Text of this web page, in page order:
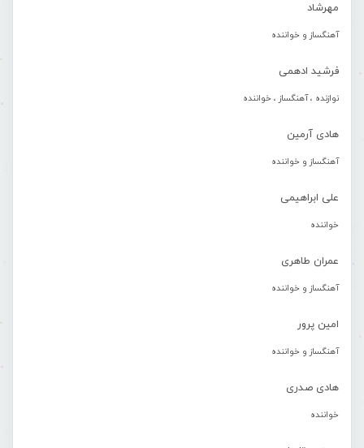
مهرشاد
آهنگساز و خواننده
فرشید ادهمی
نوازنده ، آهنگساز ، خواننده
هادی آرمین
آهنگساز و خواننده
علی ابراهیمی
خواننده
عمران طاهری
آهنگساز و خواننده
امین پرور
آهنگساز و خواننده
هادی صدری
خواننده